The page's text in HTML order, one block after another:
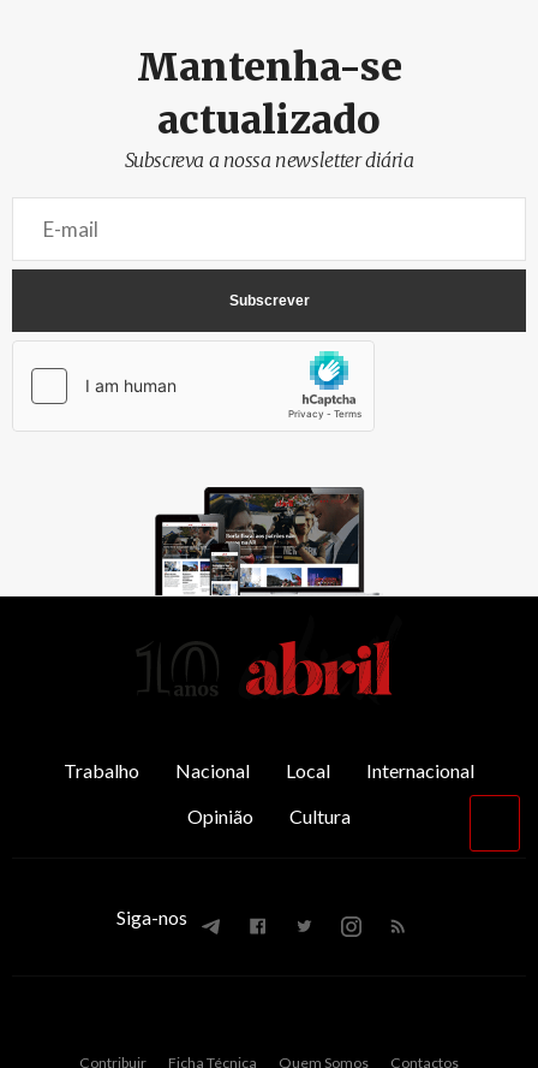
Mantenha-se
actualizado
Subscreva a nossa newsletter diária
Trabalho Nacional Local
Internacional
Opinião
Cultura
Siga-nos
Contribuir Ficha Técnica Quem Somos Contactos